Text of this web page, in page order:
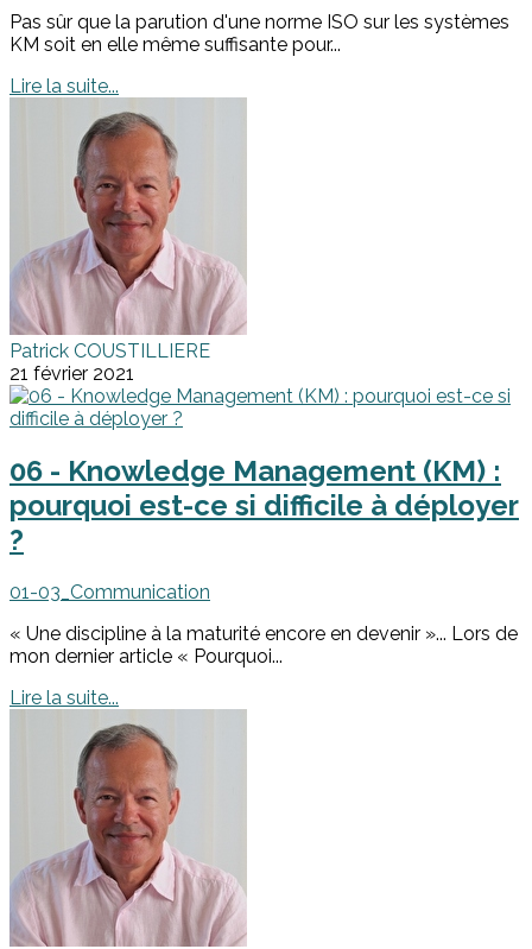
Pas sûr que la parution d'une norme ISO sur les systèmes
KM soit en elle même suffisante pour...
Lire la suite...
Patrick COUSTILLIERE
21 février 2021
06 - Knowledge Management (KM) :
pourquoi est-ce si difficile à déployer
?
01-03_Communication
« Une discipline à la maturité encore en devenir »... Lors de
mon dernier article « Pourquoi...
Lire la suite...